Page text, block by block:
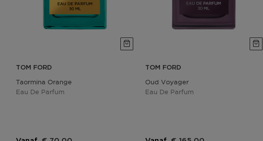
TOM FORD
Taormina Orange
Eau De Parfum
TOM FORD
Oud Voyager
Eau De Parfum